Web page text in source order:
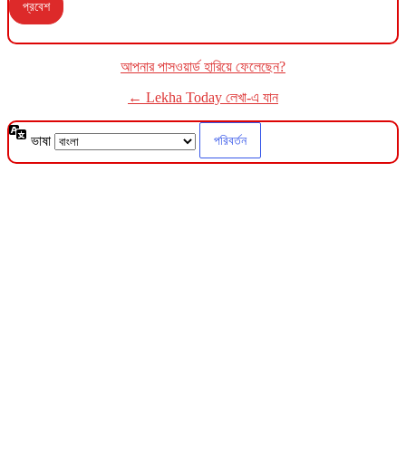
আপনার পাসওয়ার্ড হারিয়ে ফেলেছেন?
← Lekha Today লেখা-এ যান
ভাষা